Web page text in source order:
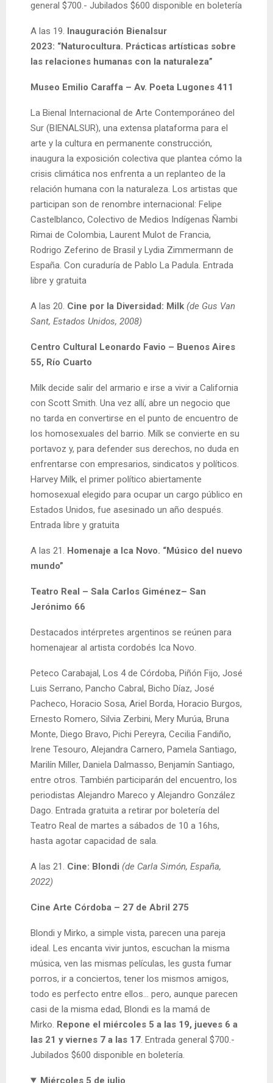
general $700.- Jubilados $600 disponible en boletería
A las 19. Inauguración Bienalsur
2023: “Naturocultura. Prácticas artísticas sobre
las relaciones humanas con la naturaleza”
Museo Emilio Caraffa – Av. Poeta Lugones 411
La Bienal Internacional de Arte Contemporáneo del
Sur (BIENALSUR), una extensa plataforma para el
arte y la cultura en permanente construcción,
inaugura la exposición colectiva que plantea cómo la
crisis climática nos enfrenta a un replanteo de la
relación humana con la naturaleza. Los artistas que
participan son de renombre internacional: Felipe
Castelblanco, Colectivo de Medios Indígenas Ñambi
Rimai de Colombia, Laurent Mulot de Francia,
Rodrigo Zeferino de Brasil y Lydia Zimmermann de
España. Con curaduría de Pablo La Padula. Entrada
libre y gratuita
A las 20. Cine por la Diversidad: Milk (de Gus Van
Sant, Estados Unidos, 2008)
Centro Cultural Leonardo Favio – Buenos Aires
55, Río Cuarto
Milk decide salir del armario e irse a vivir a California
con Scott Smith. Una vez allí, abre un negocio que
no tarda en convertirse en el punto de encuentro de
los homosexuales del barrio. Milk se convierte en su
portavoz y, para defender sus derechos, no duda en
enfrentarse con empresarios, sindicatos y políticos.
Harvey Milk, el primer político abiertamente
homosexual elegido para ocupar un cargo público en
Estados Unidos, fue asesinado un año después.
Entrada libre y gratuita
A las 21. Homenaje a Ica Novo. “Músico del nuevo
mundo”
Teatro Real – Sala Carlos Giménez– San
Jerónimo 66
Destacados intérpretes argentinos se reúnen para
homenajear al artista cordobés Ica Novo.
Peteco Carabajal, Los 4 de Córdoba, Piñón Fijo, José
Luis Serrano, Pancho Cabral, Bicho Díaz, José
Pacheco, Horacio Sosa, Ariel Borda, Horacio Burgos,
Ernesto Romero, Silvia Zerbini, Mery Murúa, Bruna
Monte, Diego Bravo, Pichi Pereyra, Cecilia Fandiño,
Irene Tesouro, Alejandra Carnero, Pamela Santiago,
Marilín Miller, Daniela Dalmasso, Benjamín Santiago,
entre otros. También participarán del encuentro, los
periodistas Alejandro Mareco y Alejandro González
Dago. Entrada gratuita a retirar por boletería del
Teatro Real de martes a sábados de 10 a 16hs,
hasta agotar capacidad de sala.
A las 21. Cine: Blondi (de Carla Simón, España,
2022)
Cine Arte Córdoba – 27 de Abril 275
Blondi y Mirko, a simple vista, parecen una pareja
ideal. Les encanta vivir juntos, escuchan la misma
música, ven las mismas películas, les gusta fumar
porros, ir a conciertos, tener los mismos amigos,
todo es perfecto entre ellos… pero, aunque parecen
casi de la misma edad, Blondi es la mamá de
Mirko. Repone el miércoles 5 a las 19, jueves 6 a
las 21 y viernes 7 a las 17. Entrada general $700.-
Jubilados $600 disponible en boletería.
Miércoles 5 de julio